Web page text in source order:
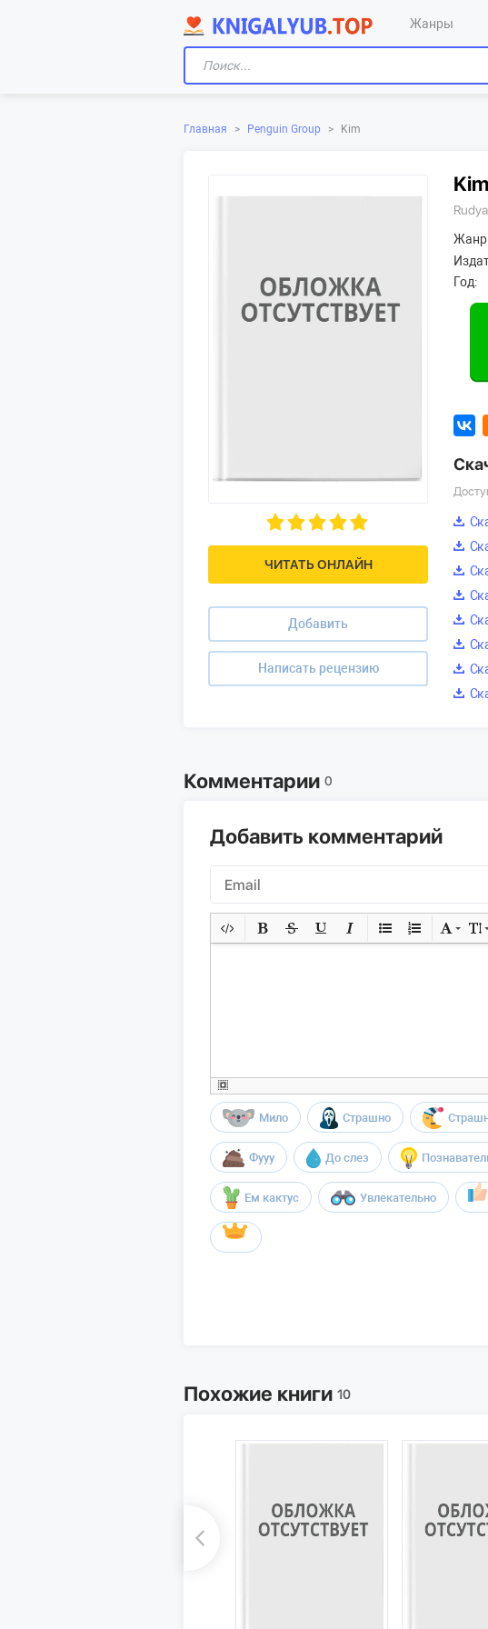
Жанры
Главная > Penguin Group > Kim
ЧИТАТЬ ОНЛАЙН
Добавить
Написать рецензию
Kim
Год:
Комментарии 0
Добавить комментарий
Мило Страшно
Фууу До слез
Ем кактус Увлекательно
Похожие книги 10